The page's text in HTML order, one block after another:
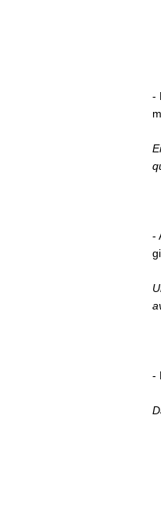
-
-
-